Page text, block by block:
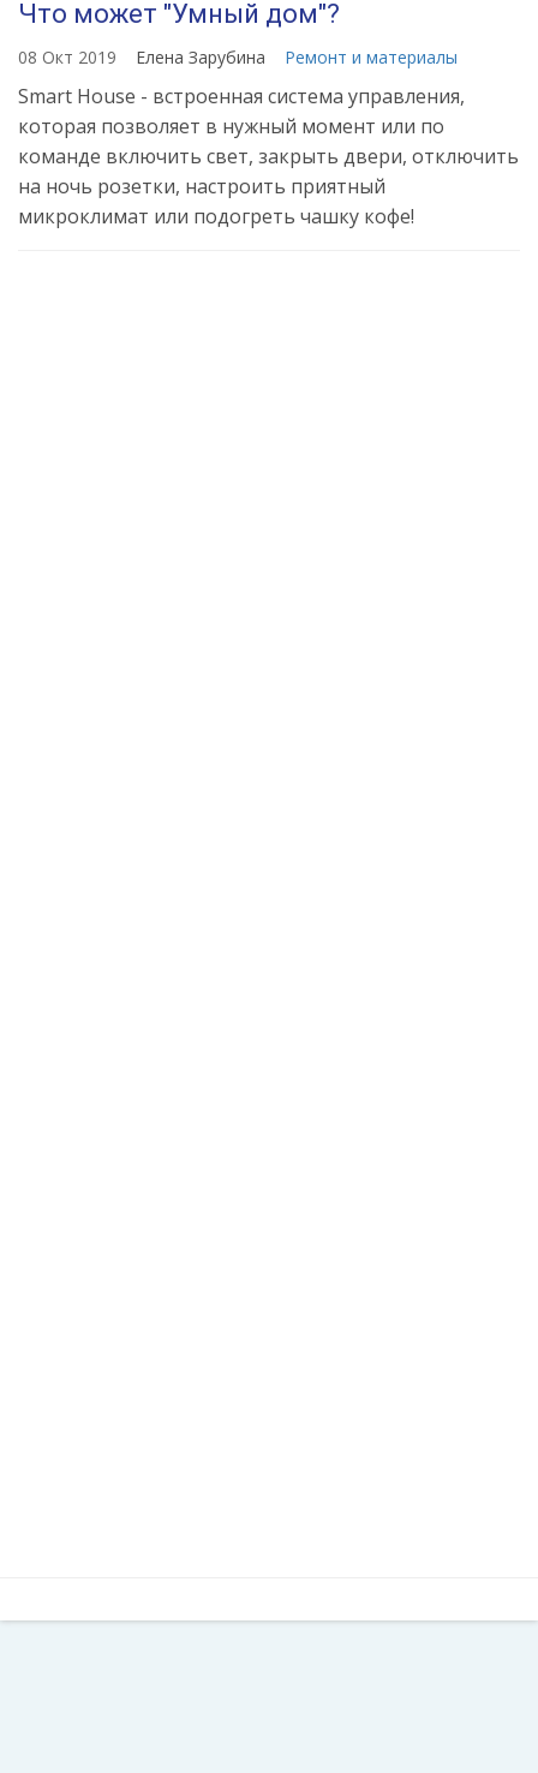
Что может "Умный дом"?
08 Окт 2019 Елена Зарубина Ремонт и материалы
Smart House - встроенная система управления,
которая позволяет в нужный момент или по
команде включить свет, закрыть двери, отключить
на ночь розетки, настроить приятный
микроклимат или подогреть чашку кофе!